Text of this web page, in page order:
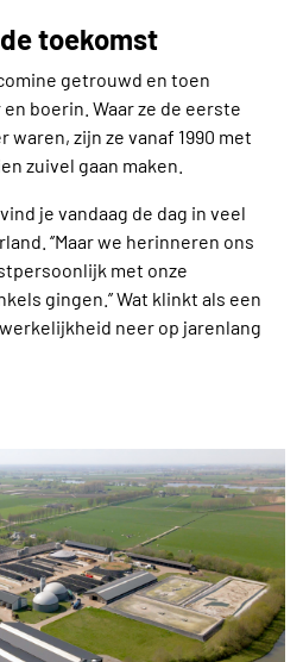
toekomst
getrouwd en toen
boerin. Waar ze de eerste
waren, zijn ze vanaf 1990 met
zuivel gaan maken.
je vandaag de dag in veel
‘’Maar we herinneren ons
met onze
gingen.’’ Wat klinkt als een
neer op jarenlang